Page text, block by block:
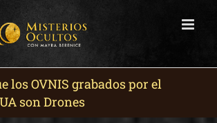
los OVNIS grabados por el
son Drones